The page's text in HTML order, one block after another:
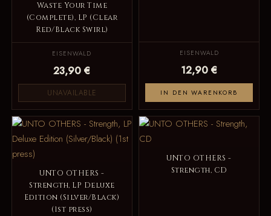
Waste Your Time
(Complete), LP (Clear
Red/Black Swirl)
EISENWALD
23,90 €
UNAVAILABLE
EISENWALD
12,90 €
IN DEN WARENKORB
UNTO OTHERS -
Strength, LP Deluxe
Edition (Silver/Black)
(1st press)
UNTO OTHERS -
Strength, CD